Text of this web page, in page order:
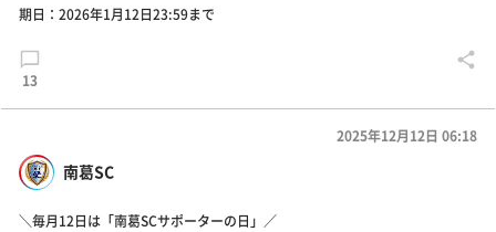
期日：2026年1月12日23:59まで
13
南葛SC
2025年12月12日 06:18
＼毎月12日は「南葛SCサポーターの日」／